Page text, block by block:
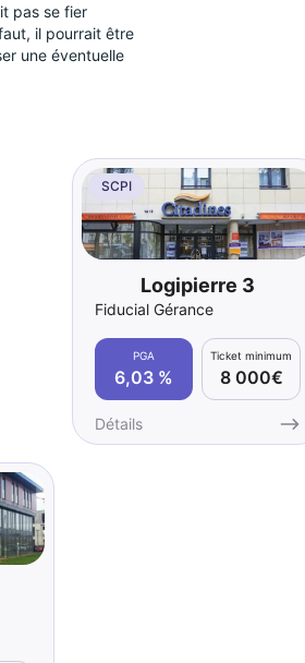
pas se fier
il pourrait être
une éventuelle
SCPI
Logipierre 3
Fiducial Gérance
PGA
6,03 %
Ticket minimum
8 000€
Détails